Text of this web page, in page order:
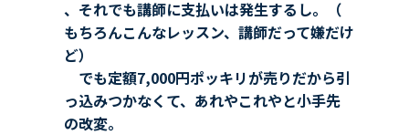
、それでも講師に支払いは発生するし。（
もちろんこんなレッスン、講師だって嫌だけ
ど）
でも定額7,000円ポッキリが売りだから引
っ込みつかなくて、あれやこれやと小手先
の改変。